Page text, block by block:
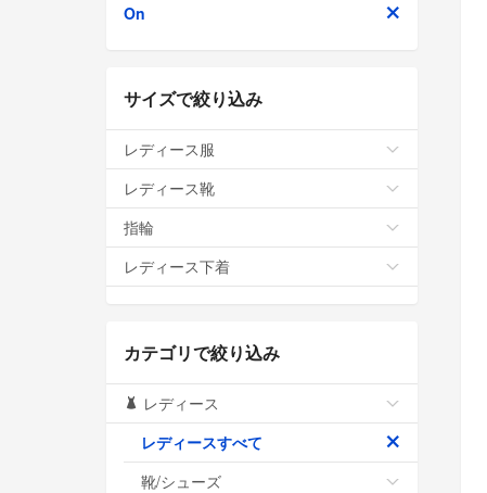
On
サイズで絞り込み
レディース服
レディース靴
指輪
レディース下着
カテゴリで絞り込み
レディース
レディースすべて
靴/シューズ